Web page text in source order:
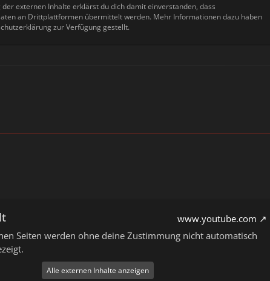
externen Inhalte erklärst du dich damit einverstanden, dass
an Drittplattformen übermittelt werden. Mehr Informationen dazu haben
zur Verfügung gestellt.
www.youtube.com
Seiten werden ohne deine Zustimmung nicht automatisch
Alle externen Inhalte anzeigen